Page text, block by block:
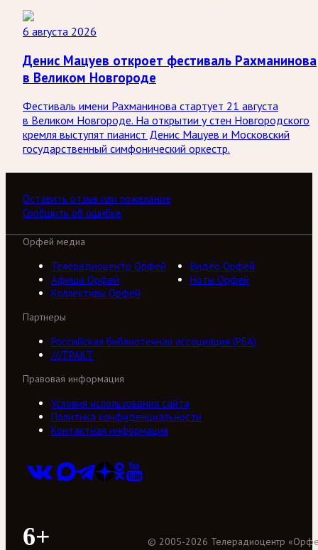
6 августа 2026
Денис Мацуев откроет фестиваль Рахманинова
в Великом Новгороде
Фестиваль имени Рахманинова стартует 21 августа
в Великом Новгороде. На открытии у стен Новгородского
кремля выступят пианист Денис Мацуев и Московский
государственный симфонический оркестр.
Оставить отзыв или пожелание
Сообщить об ошибке
Орфей медиа
Телерадиоцентр Орфей
Видео Орфей
Афиша Орфей
Ноты Орфей
Коллективы Орфей
Партнеры
Российская библиотечная ассоциация (РБА)
///ТРАКТ
Правовая информация
Условия использования сайта
Политика конфиденциальности
Контактная информация
6+ © 2005-2026 Телерадиоцентр